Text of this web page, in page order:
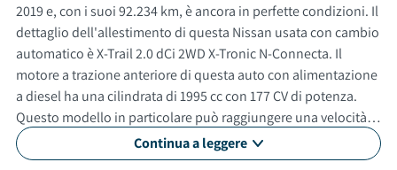
2019 e, con i suoi 92.234 km, è ancora in perfette condizioni. Il
dettaglio dell'allestimento di questa Nissan usata con cambio
automatico è X-Trail 2.0 dCi 2WD X-Tronic N-Connecta. Il
motore a trazione anteriore di questa auto con alimentazione
a diesel ha una cilindrata di 1995 cc con 177 CV di potenza.
Questo modello in particolare può raggiungere una velocità
massima di 199 km/h. Con un consumo medio di 5.8 litri ogni
100 km. Questa automobile usata non è un modello adatto a
Continua a leggere